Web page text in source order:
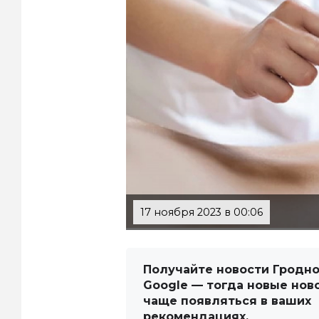
17 ноября 2023 в 00:06
Получайте новости
Google — тогда новые
чаще появляться в ваших